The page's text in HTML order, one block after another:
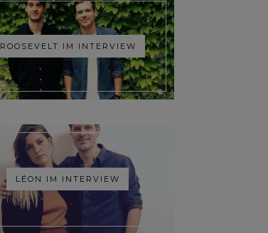
ROOSEVELT IM INTERVIEW
LÉON IM INTERVIEW